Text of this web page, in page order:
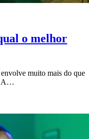
o melhor
muito mais do que
A…